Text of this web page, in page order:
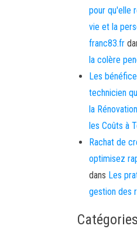
pour qu'elle
vie et la
franc83.fr
la colère
Les
technicien
la
les Coûts à
Rachat de
optimisez
dans Les
gestion des
Catégories